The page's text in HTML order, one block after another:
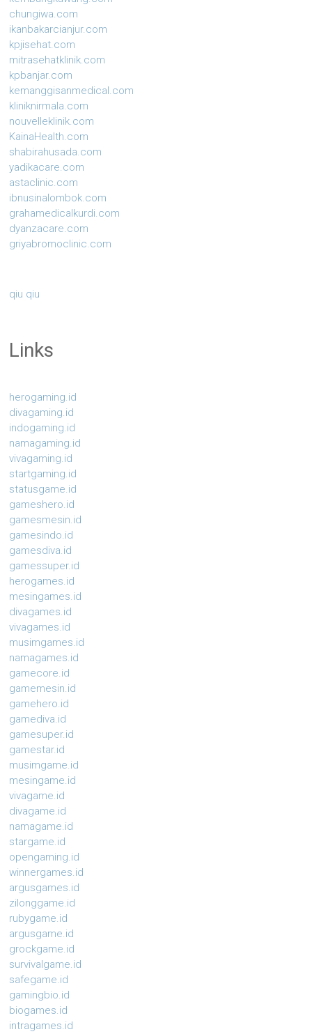
chungiwa.com
ikanbakarcianjur.com
kpjisehat.com
mitrasehatklinik.com
kpbanjar.com
kemanggisanmedical.com
kliniknirmala.com
nouvelleklinik.com
KainaHealth.com
shabirahusada.com
yadikacare.com
astaclinic.com
ibnusinalombok.com
grahamedicalkurdi.com
dyanzacare.com
griyabromoclinic.com
qiu qiu
Links
herogaming.id
divagaming.id
indogaming.id
namagaming.id
vivagaming.id
startgaming.id
statusgame.id
gameshero.id
gamesmesin.id
gamesindo.id
gamesdiva.id
gamessuper.id
herogames.id
mesingames.id
divagames.id
vivagames.id
musimgames.id
namagames.id
gamecore.id
gamemesin.id
gamehero.id
gamediva.id
gamesuper.id
gamestar.id
musimgame.id
mesingame.id
vivagame.id
divagame.id
namagame.id
stargame.id
opengaming.id
winnergames.id
argusgames.id
zilonggame.id
rubygame.id
argusgame.id
grockgame.id
survivalgame.id
safegame.id
gamingbio.id
biogames.id
intragames.id